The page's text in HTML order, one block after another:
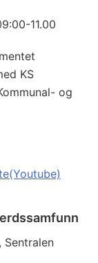
11.00
KS
og
Sentralen